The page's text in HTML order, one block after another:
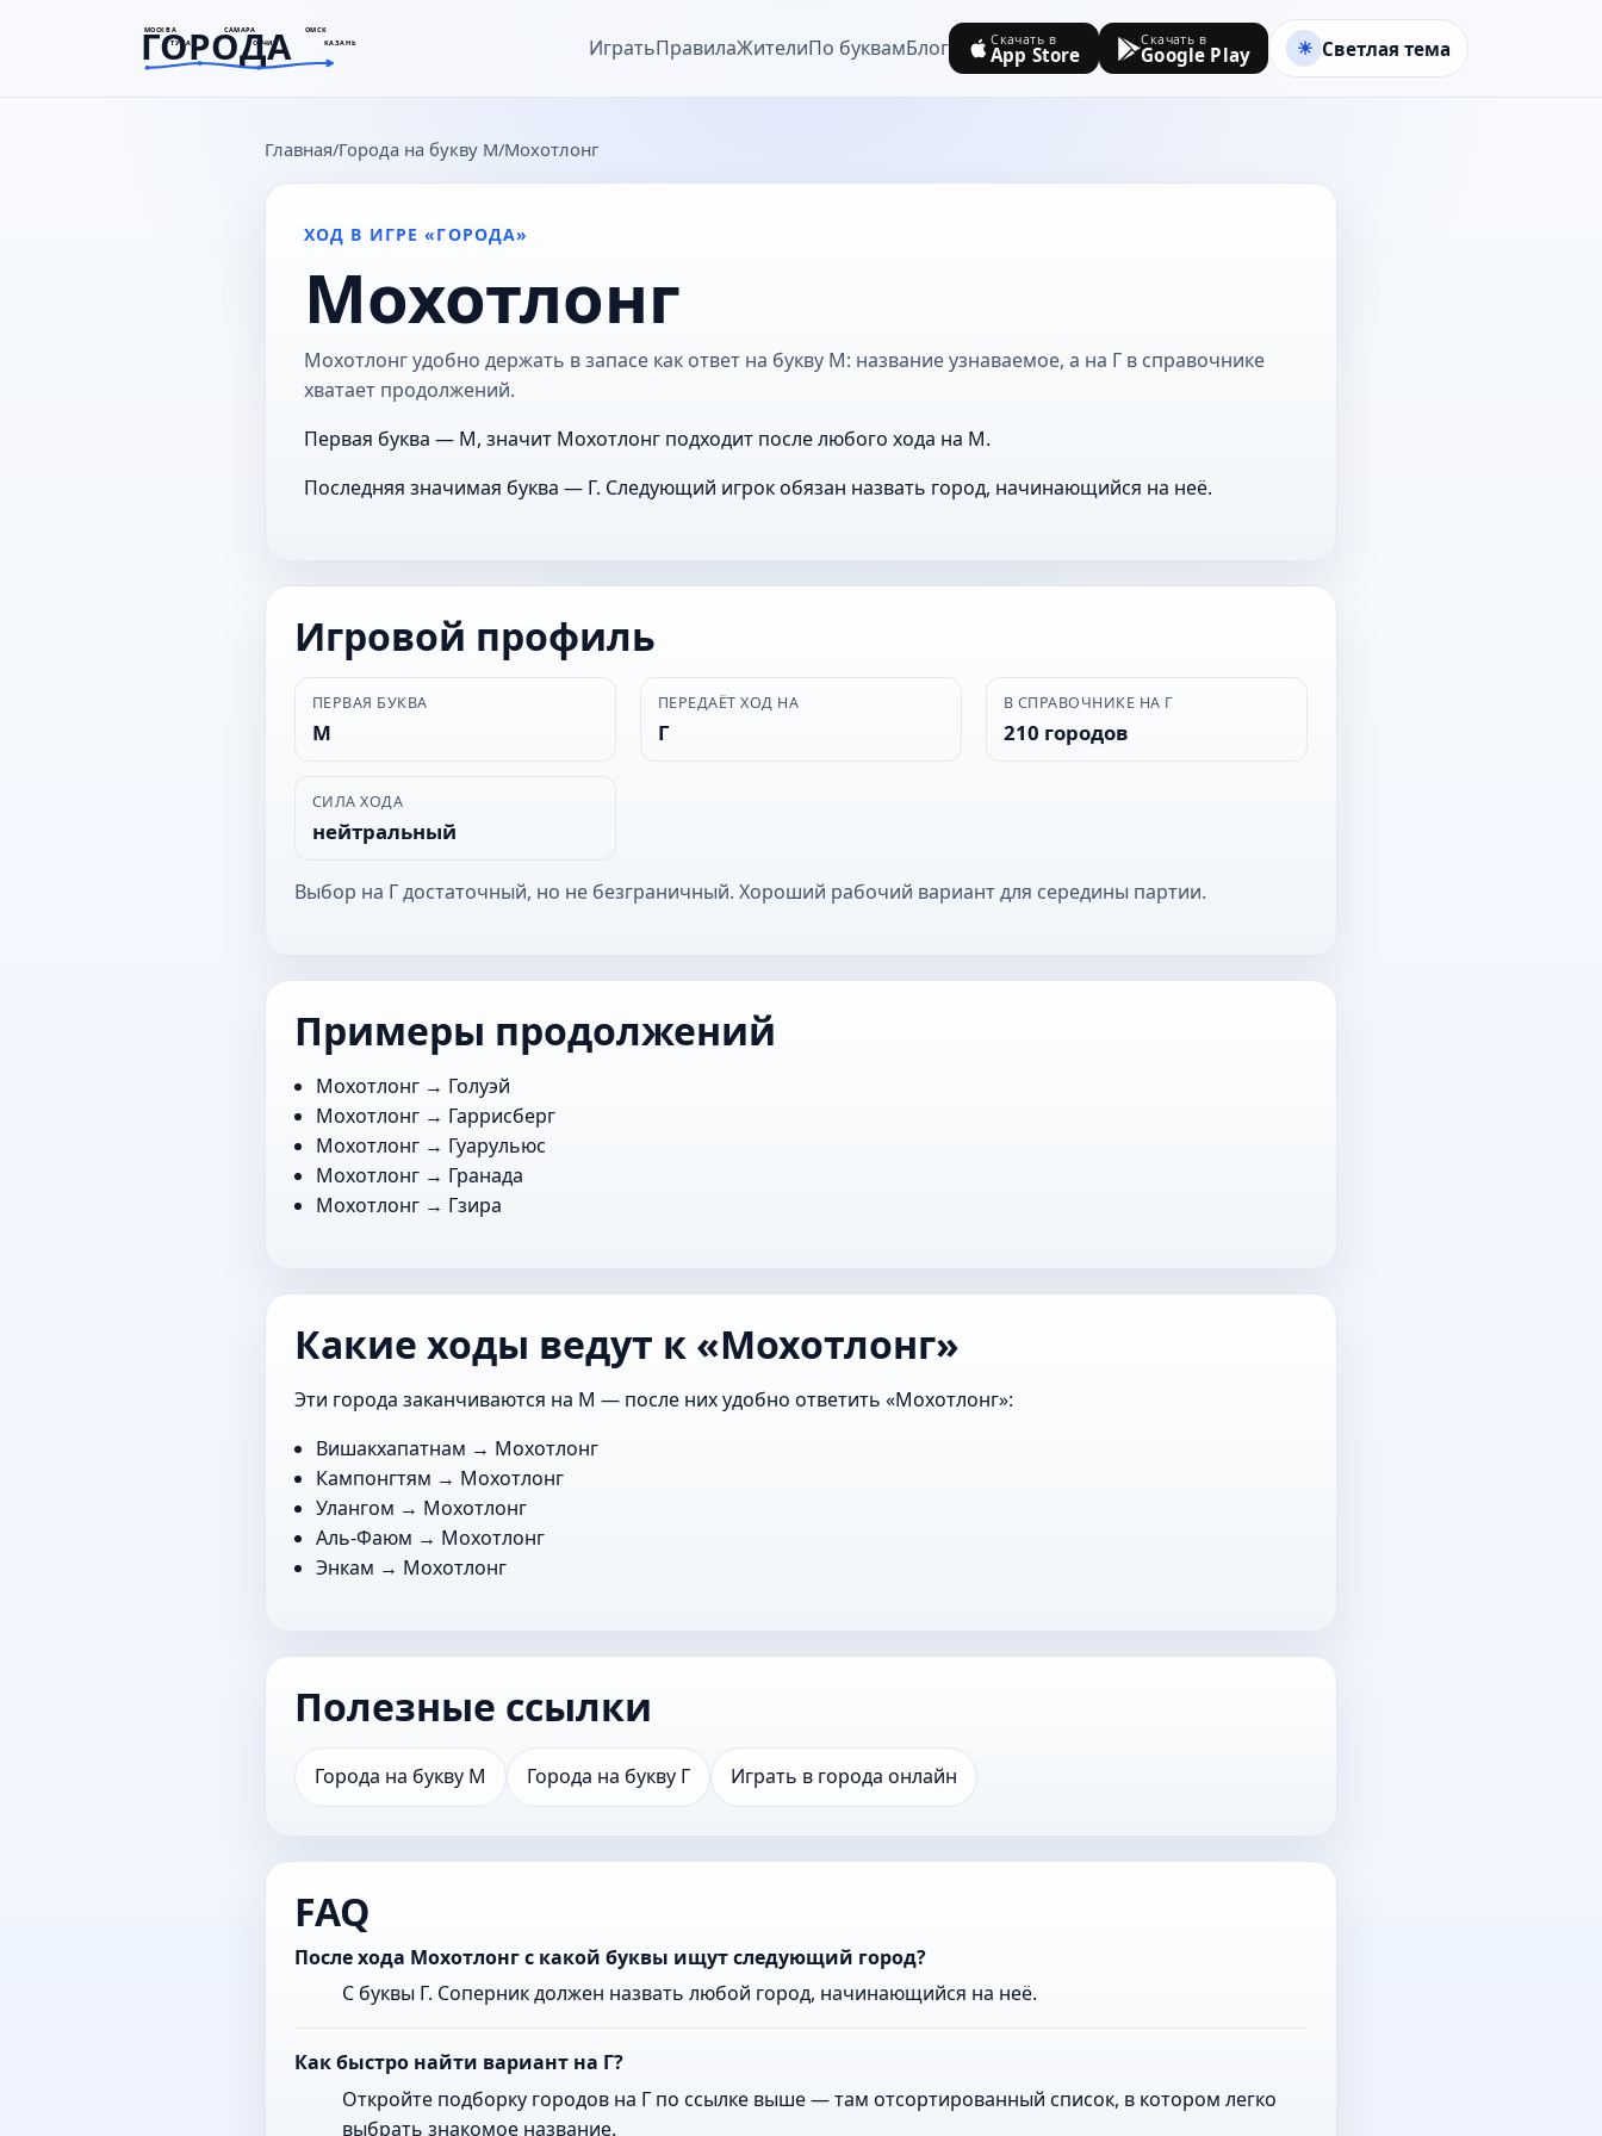
МОСКВА САМАРА ОМСК
ТУЛА СОЧИ КАЗАНЬ
ГОРОДА
goroda-na.ru ИгратьПравилаЖителиПо буквамБлог Скачать в
App Store
Скачать в
Google Play Светлая тема
Главная Города на букву М Мохотлонг
ХОД В ИГРЕ «ГОРОДА»
Мохотлонг
Мохотлонг удобно держать в запасе как ответ на букву М: название узнаваемое, а на Г в справочнике
хватает продолжений.
Первая буква — М, значит Мохотлонг подходит после любого хода на М.
Последняя значимая буква — Г. Следующий игрок обязан назвать город, начинающийся на неё.
Игровой профиль
ПЕРВАЯ БУКВА
М
ПЕРЕДАЁТ ХОД НА
Г
В СПРАВОЧНИКЕ НА Г
210 городов
СИЛА ХОДА
нейтральный
Выбор на Г достаточный, но не безграничный. Хороший рабочий вариант для середины партии.
Примеры продолжений
Мохотлонг → Голуэй
Мохотлонг → Гаррисберг
Мохотлонг → Гуарульюс
Мохотлонг → Гранада
Мохотлонг → Гзира
Какие ходы ведут к «Мохотлонг»
Эти города заканчиваются на М — после них удобно ответить «Мохотлонг»:
Вишакхапатнам → Мохотлонг
Кампонгтям → Мохотлонг
Улангом → Мохотлонг
Аль-Фаюм → Мохотлонг
Энкам → Мохотлонг
Полезные ссылки
Города на букву М Города на букву Г Играть в города онлайн
FAQ
После хода Мохотлонг с какой буквы ищут следующий город?
С буквы Г. Соперник должен назвать любой город, начинающийся на неё.
Как быстро найти вариант на Г?
Откройте подборку городов на Г по ссылке выше — там отсортированный список, в котором легко
выбрать знакомое название.